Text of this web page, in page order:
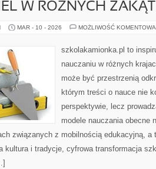
W RÓŻNYCH
MAR - 10 - 2026 MOŻLIWOŚĆ
szkolakamionka.pl to
nauczaniu w różnych
może być przestrzenią
którym treści o nauce nie
perspektywie, lecz
modele nauczania obecne
związanych z mobilnością edukacyjną, a
kultura i tradycje, cyfrowa transformacja